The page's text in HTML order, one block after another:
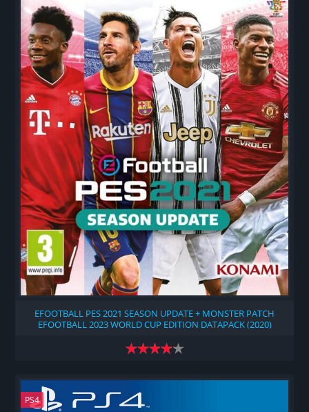
EFOOTBALL PES 2021 SEASON UPDATE + MONSTER PATCH
EFOOTBALL 2023 WORLD CUP EDITION DATAPACK (2020)
PS4